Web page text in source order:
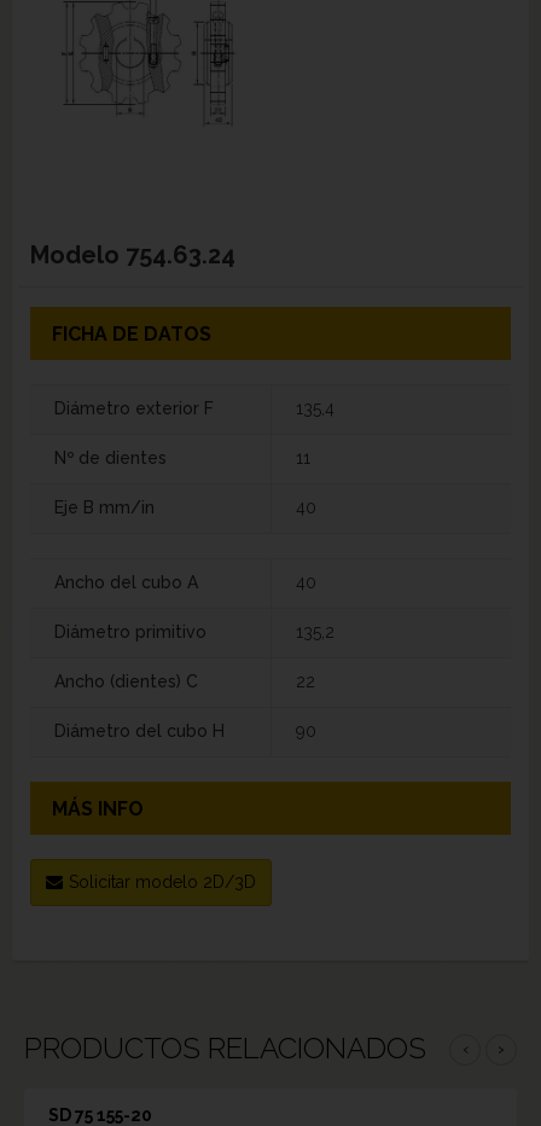
Modelo 754.63.24
FICHA DE DATOS
Diámetro exterior F 135,4
Nº de dientes 11
Eje B mm/in 40
Ancho del cubo A 40
Diámetro primitivo 135,2
Ancho (dientes) C 22
Diámetro del cubo H 90
MÁS INFO
Solicitar modelo 2D/3D
PRODUCTOS RELACIONADOS ‹ ›
SD 75 155-20